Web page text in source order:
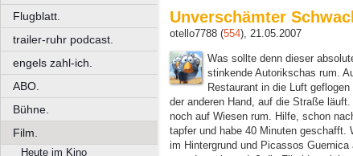
Flugblatt.
trailer-ruhr podcast.
engels zahl-ich.
ABO.
Bühne.
Film.
Heute im Kino
Unverschämter
otello7788 (554), 21.05.2007
Was sollte denn dieser
stinkende Autorikschas rum.
Restaurant in die Luft
der anderen Hand, auf die Straße
noch auf Wiesen rum. Hilfe, schon
tapfer und habe 40 Minuten
im Hintergrund und Picassos